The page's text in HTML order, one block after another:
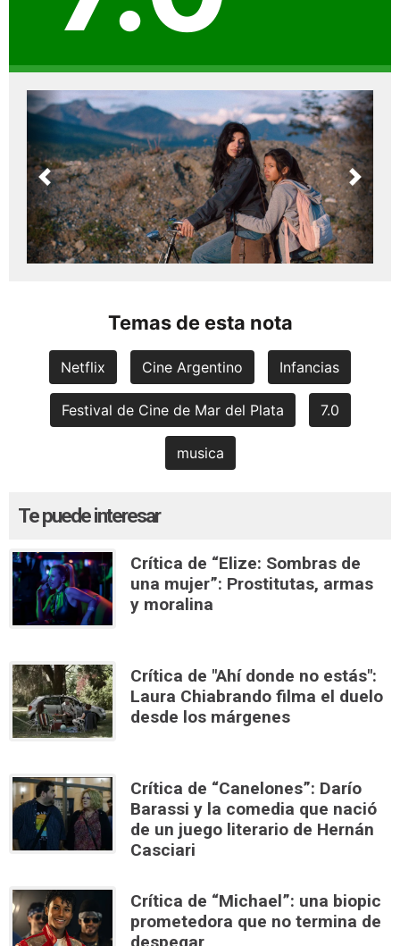
Previous Next
Temas de esta nota
Netflix Cine Argentino Infancias
Festival de Cine de Mar del Plata 7.0
musica
Te puede interesar
Crítica de “Elize: Sombras de
una mujer”: Prostitutas, armas
y moralina
Crítica de "Ahí donde no estás":
Laura Chiabrando filma el duelo
desde los márgenes
Crítica de “Canelones”: Darío
Barassi y la comedia que nació
de un juego literario de Hernán
Casciari
Crítica de “Michael”: una biopic
prometedora que no termina de